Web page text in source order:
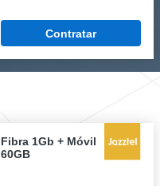
Contratar
Fibra 1Gb + Móvil
60GB